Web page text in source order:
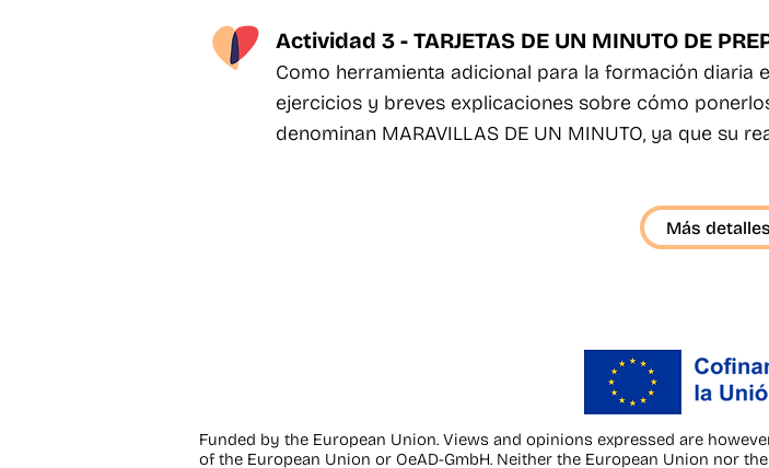
Actividad 3 - TARJETAS DE UN MINUTO DE
Como herramienta adicional para la formación diaria
ejercicios y breves explicaciones sobre cómo
denominan MARAVILLAS DE UN MINUTO, ya que su
Más detalles
Funded by the European Union. Views and opinions expressed are
of the European Union or OeAD-GmbH. Neither the European Union nor